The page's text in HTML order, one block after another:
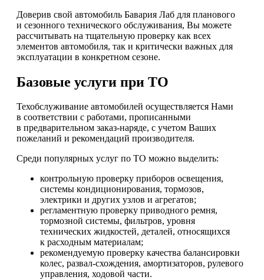
Доверив свой автомобиль Бавария Лаб для планового
и сезонного технического обслуживания, Вы можете
рассчитывать на тщательную проверку как всех
элементов автомобиля, так и критически важных для
эксплуатации в конкретном сезоне.
Базовые услуги при ТО
Техобслуживание автомобилей осуществляется Нами
в соответствии с работами, прописанными
в предварительном заказ-наряде, с учетом Ваших
пожеланий и рекомендаций производителя.
Среди популярных услуг по ТО можно выделить:
контрольную проверку приборов освещения,
системы кондиционирования, тормозов,
электрики и других узлов и агрегатов;
регламентную проверку приводного ремня,
тормозной системы, фильтров, уровня
технических жидкостей, деталей, относящихся
к расходным материалам;
рекомендуемую проверку качества балансировки
колес, развал-схождения, амортизаторов, рулевого
управления, ходовой части.